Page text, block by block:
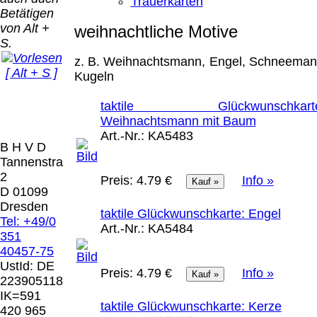
Betätigen
von Alt +
S.
[ Alt + S ]
B H V D
Tannenstrasse
2
D 01099
Dresden
Tel: +49/0
351
40457-75
UstId: DE
223905118
IK=591
420 965
weihnachtliche Motive
z. B. Weihnachtsmann, Engel,
Kugeln
taktile
Weihnachtsmann mit Baum
Art.-Nr.: KA5483
Preis: 4.79 € Info »
taktile Glückwunschkarte: Engel
Art.-Nr.: KA5484
Preis: 4.79 € Info »
taktile Glückwunschkarte: Kerze
Der Versand erfolgt
als versichertes
Paket.
Selbstabholung
Ausstellungen:
0.00 €
erhalten Sie per
Lizenzschlüssel
Lieferschein. Sie
erhalten also
keinen
Die in diesem Dokument genannten
Warenzeichen sind Eigentum der jeweiligen
Firmen. Preisänderungen, Irrtümer und
technische Änderungen vorbehalten.
letzte Änderung: 18. Dezember 2025 Blinden
Hilfsmittel Vertrieb Dresden,
Mit einem Urteil vom 12.05.1998 - 312 O
85/98 - Haftung für Links hat das Landgericht
2026